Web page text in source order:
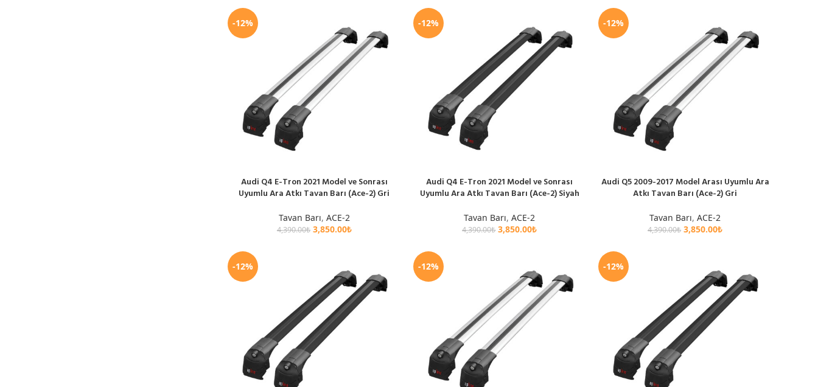
-12%
SEPETE EKLE
Audi Q4 E-Tron 2021 Model ve Sonrası
Uyumlu Ara Atkı Tavan Barı (Ace-2) Gri
Tavan Barı, ACE-2
4,390.00₺ 3,850.00₺
-12%
SEPETE EKLE
Audi Q4 E-Tron 2021 Model ve Sonrası
Uyumlu Ara Atkı Tavan Barı (Ace-2) Siyah
Tavan Barı,ACE-2
4,390.00₺ 3,850.00₺
-12%
SEPETE EKLE
Audi Q5 2009-2017 Model Arası Uyumlu Ara
Atkı Tavan Barı (Ace-2) Gri
Tavan Barı,ACE-2
4,390.00₺ 3,850.00₺
-12% -12% -12%